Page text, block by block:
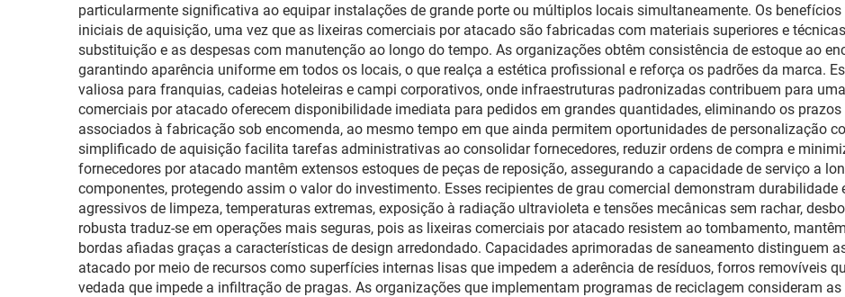
particularmente significativa ao equipar instalações de grande porte ou múltiplos locais simultaneamente. Os
iniciais de aquisição, uma vez que as lixeiras comerciais por atacado são fabricadas com materiais superiores e
substituição e as despesas com manutenção ao longo do tempo. As organizações obtêm consistência de estoque ao
garantindo aparência uniforme em todos os locais, o que realça a estética profissional e reforça os padrões da marca.
valiosa para franquias, cadeias hoteleiras e campi corporativos, onde infraestruturas padronizadas contribuem para
comerciais por atacado oferecem disponibilidade imediata para pedidos em grandes quantidades, eliminando os
associados à fabricação sob encomenda, ao mesmo tempo em que ainda permitem oportunidades de personalização
simplificado de aquisição facilita tarefas administrativas ao consolidar fornecedores, reduzir ordens de compra e
fornecedores por atacado mantêm extensos estoques de peças de reposição, assegurando a capacidade de serviço a
componentes, protegendo assim o valor do investimento. Esses recipientes de grau comercial demonstram
agressivos de limpeza, temperaturas extremas, exposição à radiação ultravioleta e tensões mecânicas sem rachar,
robusta traduz-se em operações mais seguras, pois as lixeiras comerciais por atacado resistem ao tombamento,
bordas afiadas graças a características de design arredondado. Capacidades aprimoradas de saneamento distinguem
atacado por meio de recursos como superfícies internas lisas que impedem a aderência de resíduos, forros removíveis
vedada que impede a infiltração de pragas. As organizações que implementam programas de reciclagem consideram